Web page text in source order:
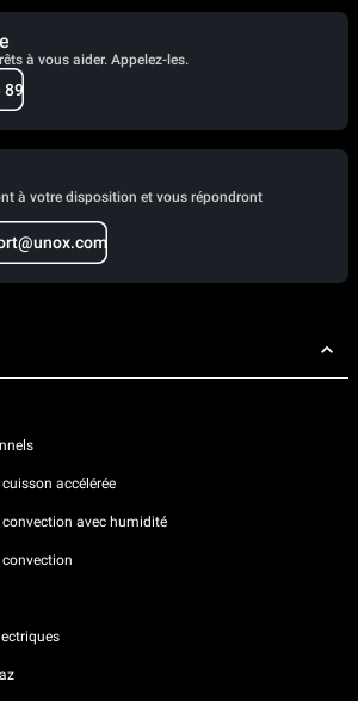
à vous aider. Appelez-les.
89
à votre disposition et vous répondront
accélérée
avec humidité